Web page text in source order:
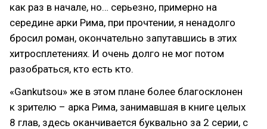
как раз в начале, но… серьезно, примерно на
середине арки Рима, при прочтении, я ненадолго
бросил роман, окончательно запутавшись в этих
хитросплетениях. И очень долго не мог потом
разобраться, кто есть кто.
«Gankutsou» же в этом плане более благосклонен
к зрителю – арка Рима, занимавшая в книге целых
8 глав, здесь оканчивается буквально за 2 серии, с